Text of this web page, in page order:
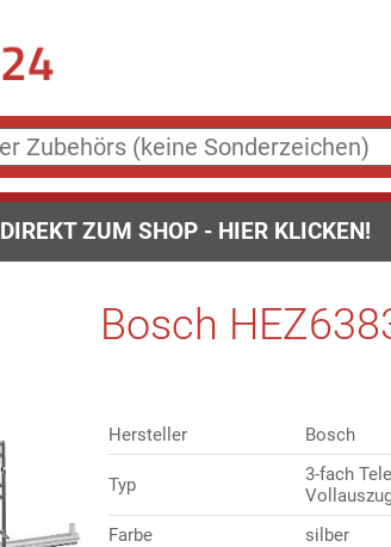
DIREKT ZUM SHOP - HIER KLICKEN!
Bosch
Hersteller Bosch
Typ
3-fach
Farbe
silber